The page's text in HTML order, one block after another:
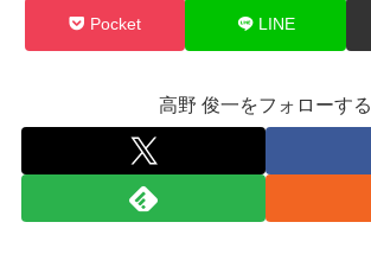
Pocket LINE
高野 俊一をフォローする